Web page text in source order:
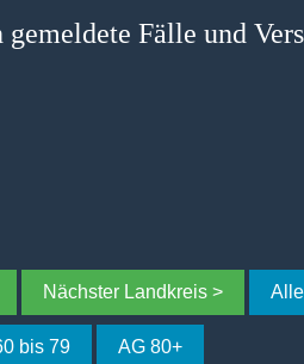
gemeldete Fälle und
Nächster Landkreis >
bis 79 AG 80+